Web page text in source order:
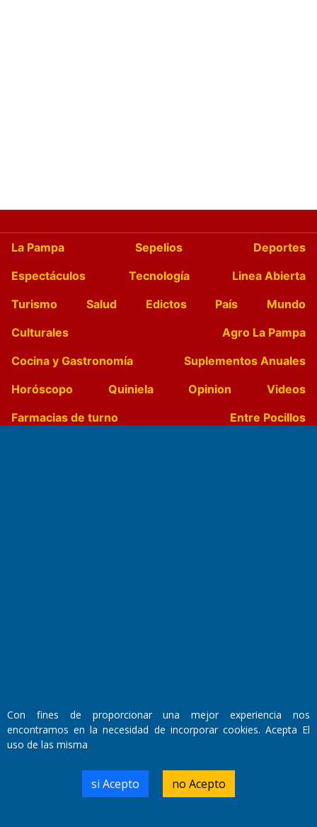
La Pampa Sepelios
Deportes
Espectáculos
Tecnología
Linea Abierta
Turismo
Salud Edictos País
Mundo
Culturales
Agro La Pampa
Cocina y Gastronomía
Suplementos Anuales
Horóscopo
Quiniela Opinion
Videos
Farmacias de turno
Entre Pocillos
Miembro de ADIRA,ADEPA y CPPAL
Propietario: El Diario SRL
Director Periodístico:
Con fines de proporcionar una mejor experiencia nos
encontramos en la necesidad de incorporar cookies. Acepta El
uso de las misma
si Acepto no Acepto